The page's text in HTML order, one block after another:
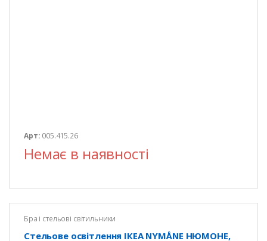
Арт: 005.415.26
Немає в наявності
Бра і стельові світильники
Стельове освітлення ІКЕА NYMÅNE НЮМОНЕ,